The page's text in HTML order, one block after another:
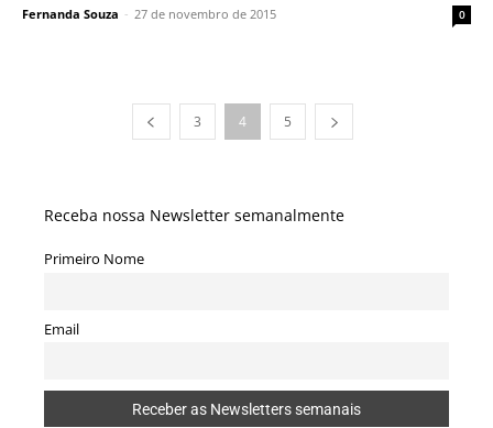
Fernanda Souza - 27 de novembro de 2015 0
3 4 5
Receba nossa Newsletter semanalmente
Primeiro Nome
Email